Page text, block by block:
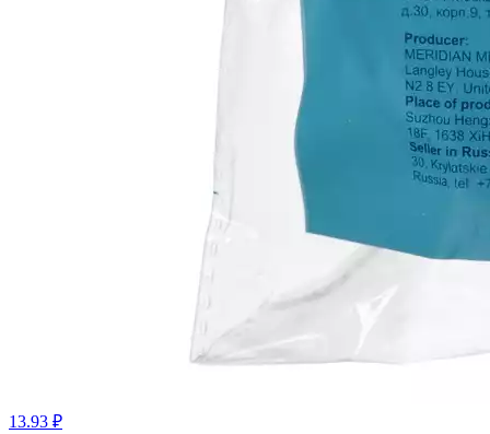
13.93 ₽